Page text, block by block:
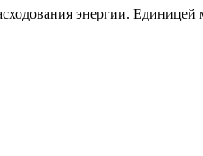
энергии.